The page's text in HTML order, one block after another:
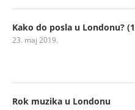
Kako do posla u Londonu?
23. maj 2019.
Rok muzika u Londonu